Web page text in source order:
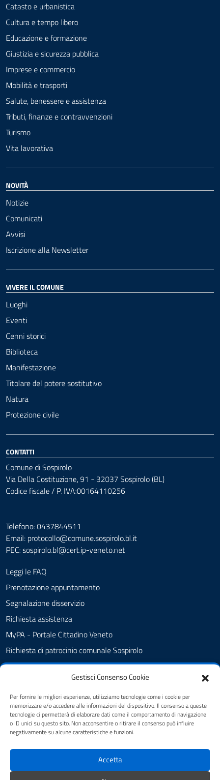
Gestisci Consenso Cookie
Per fornire le migliori esperienze, utilizziamo tecnologie come i cookie per
memorizzare e/o accedere alle informazioni del dispositivo. Il consenso a queste
tecnologie ci permetterà di elaborare dati come il comportamento di navigazione
o ID unici su questo sito. Non acconsentire o ritirare il consenso può influire
negativamente su alcune caratteristiche e funzioni.
Accetta
Catasto e urbanistica
Cultura e tempo libero
Educazione e formazione
Giustizia e sicurezza pubblica
Imprese e commercio
Mobilità e trasporti
Salute, benessere e assistenza
Tributi, finanze e contravvenzioni
Turismo
Vita lavorativa
NOVITÀ
Notizie
Comunicati
Avvisi
Iscrizione alla Newsletter
VIVERE IL COMUNE
Luoghi
Eventi
Cenni storici
Biblioteca
Manifestazione
Titolare del potere sostitutivo
Natura
Protezione civile
CONTATTI
Comune di Sospirolo
Via Della Costituzione, 91 - 32037 Sospirolo (BL)
Codice fiscale / P. IVA:00164110256
Telefono: 0437844511
Email: protocollo@comune.sospirolo.bl.it
PEC:sospirolo.bl@cert.ip-veneto.net
Leggi le FAQ
Prenotazione appuntamento
Segnalazione disservizio
Richiesta assistenza
MyPA - Portale Cittadino Veneto
Richiesta di patrocinio comunale Sospirolo
Amministrazione trasparente
Cookie Policy
Informativa privacy
Dichiarazione di accessibilità
Feedback